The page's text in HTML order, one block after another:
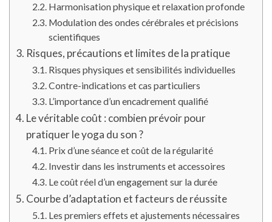
Harmonisation physique et relaxation profonde
Modulation des ondes cérébrales et précisions
scientifiques
Risques, précautions et limites de la pratique
Risques physiques et sensibilités individuelles
Contre-indications et cas particuliers
L’importance d’un encadrement qualifié
Le véritable coût : combien prévoir pour
pratiquer le yoga du son ?
Prix d’une séance et coût de la régularité
Investir dans les instruments et accessoires
Le coût réel d’un engagement sur la durée
Courbe d’adaptation et facteurs de réussite
Les premiers effets et ajustements nécessaires